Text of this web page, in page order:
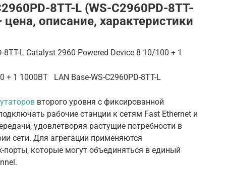
8TT-L (WS-C2960PD-8TT-
описание, характеристики
L Catalyst 2960 Powered Device 8 10/100 + 1
+ 1 1000BT LAN Base-WS-C2960PD-8TT-L
второго уровня с фиксированной
рабочие станции к сетям Fast Ethernet и
удовлетворяя растущие потребности в
сети. Для агрегации применяются
которые могут объединяться в единый